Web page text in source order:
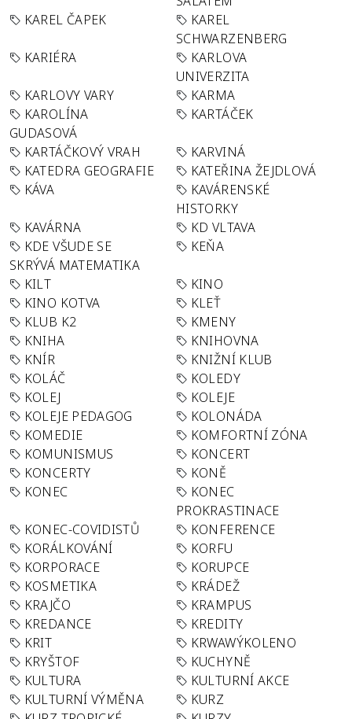
KAREL ČAPEK
KAREL
SCHWARZENBERG
KARIÉRA
KARLOVA
UNIVERZITA
KARLOVY VARY
KARMA
KAROLÍNA
GUDASOVÁ
KARTÁČEK
KARTÁČKOVÝ VRAH
KARVINÁ
KATEDRA GEOGRAFIE
KATEŘINA ŽEJDLOVÁ
KÁVA
KAVÁRENSKÉ
HISTORKY
KAVÁRNA
KD VLTAVA
KDE VŠUDE SE
SKRÝVÁ MATEMATIKA
KEŇA
KILT
KINO
KINO KOTVA
KLEŤ
KLUB K2
KMENY
KNIHA
KNIHOVNA
KNÍR
KNIŽNÍ KLUB
KOLÁČ
KOLEDY
KOLEJ
KOLEJE
KOLEJE PEDAGOG
KOLONÁDA
KOMEDIE
KOMFORTNÍ ZÓNA
KOMUNISMUS
KONCERT
KONCERTY
KONĚ
KONEC
KONEC
PROKRASTINACE
KONEC-COVIDISTŮ
KONFERENCE
KORÁLKOVÁNÍ
KORFU
KORPORACE
KORUPCE
KOSMETIKA
KRÁDEŽ
KRAJČO
KRAMPUS
KREDANCE
KREDITY
KRIT
KRWAWÝKOLENO
KRYŠTOF
KUCHYNĚ
KULTURA
KULTURNÍ AKCE
KULTURNÍ VÝMĚNA
KURZ